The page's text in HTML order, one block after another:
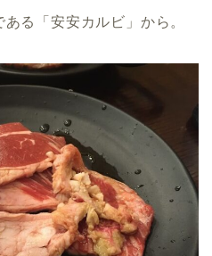
る「安安カルビ」から。